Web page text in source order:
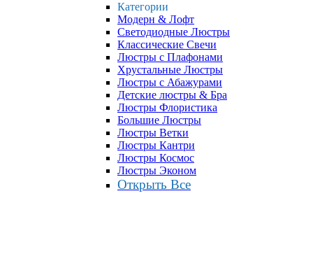
Категории
Модерн & Лофт
Светодиодные Люстры
Классические Свечи
Люстры с Плафонами
Хрустальные Люстры
Люстры с Абажурами
Детские люстры & Бра
Люстры Флористика
Большие Люстры
Люстры Ветки
Люстры Кантри
Люстры Космос
Люстры Эконом
Открыть Все